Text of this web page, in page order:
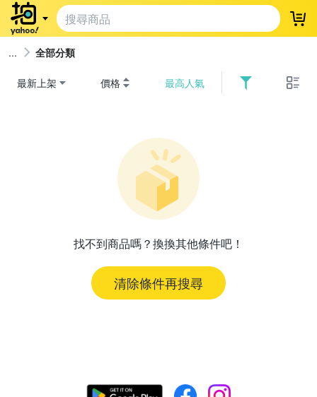
登
全部分類
最新上架 價格 最高人氣
找不到商品嗎？換換其他條件吧！
清除條件再搜尋